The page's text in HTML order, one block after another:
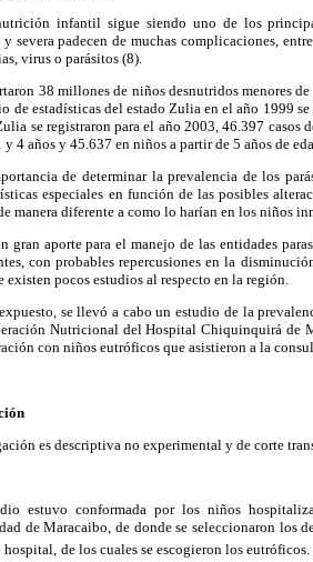
infantil sigue siendo uno de los
severa padecen de muchas complicaciones,
virus o parásitos (8).
38 millones de niños desnutridos menores
de estadísticas del estado Zulia en el año 1999
se registraron para el año 2003, 46.397 casos
4 años y 45.637 en niños a partir de 5 años de
de determinar la prevalencia de los
especiales en función de las posibles
manera diferente a como lo harían en los niños
gran aporte para el manejo de las entidades
con probables repercusiones en la
existen pocos estudios al respecto en la región.
se llevó a cabo un estudio de la
Nutricional del Hospital Chiquinquirá
con niños eutróficos que asistieron a la
es descriptiva no experimental y de corte
estuvo conformada por los niños
de Maracaibo, de donde se seleccionaron los
de los cuales se escogieron los